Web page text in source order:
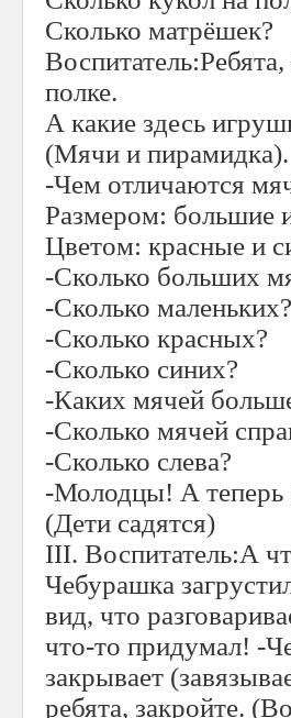
Сколько матрёшек?
полке.
А какие здесь
(Мячи и пирамидка).
-Чем отличаются
Размером: большие
Цветом: красные и
-Сколько больших
-Сколько маленьких?
-Сколько красных?
-Сколько синих?
-Каких мячей
-Сколько мячей
-Сколько слева?
-Молодцы! А теперь
(Дети садятся)
III. Воспитатель:А
Чебурашка
вид, что
что-то придумал! -
закрывает
ребята, закройте.